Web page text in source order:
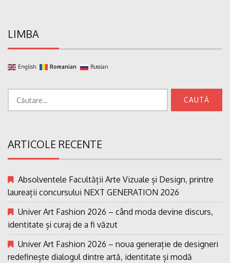
LIMBA
English Romanian Russian
ARTICOLE RECENTE
Absolventele Facultății Arte Vizuale și Design, printre
laureații concursului NEXT GENERATION 2026
Univer Art Fashion 2026 – când moda devine discurs,
identitate și curaj de a fi văzut
Univer Art Fashion 2026 – noua generație de designeri
redefinește dialogul dintre artă, identitate și modă